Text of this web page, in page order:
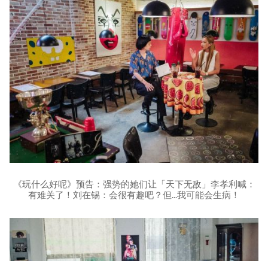
《玩什么好呢》预告：强势的她们让「天下无敌」李孝利喊：
有难关了！刘在锡：会很有趣吧？但...我可能会生病！